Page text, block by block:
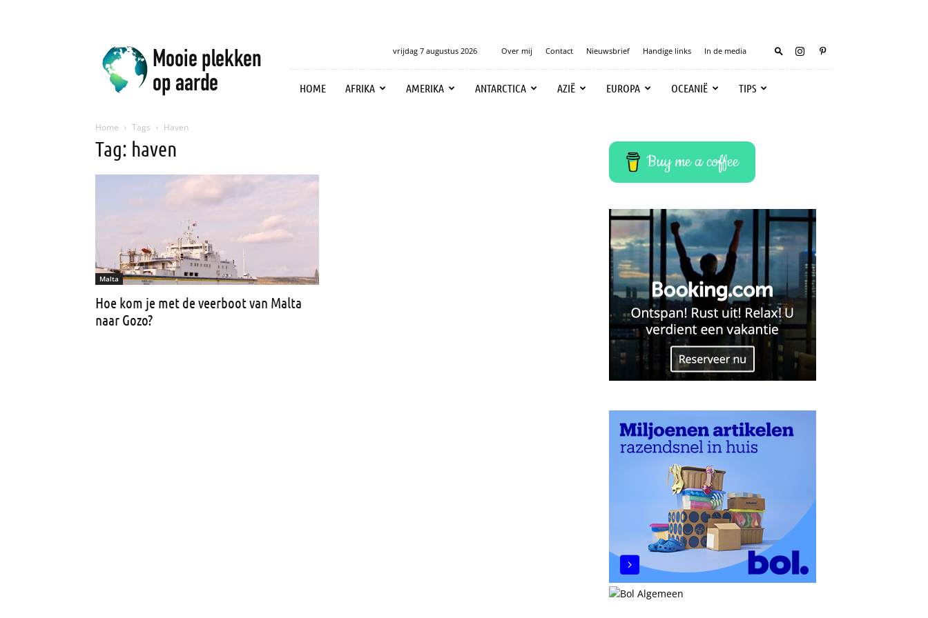
Mooie
plekken
op
aarde
vrijdag 7 augustus 2026 Over mij Contact Nieuwsbrief Handige links In de media
HOME AFRIKA AMERIKA ANTARCTICA AZIË EUROPA OCEANIË TIPS
Home Tags Haven
Tag: haven
Malta
Hoe kom je met de veerboot van Malta
naar Gozo?
Buy me a coffee